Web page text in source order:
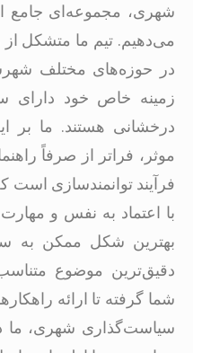
شهری، مجموعه‌ای جامع
می‌دهیم. تیم ما متشکل
در حوزه‌های مختلف
زمینه خاص خود دارای
درخشانی هستند. ما بر
موثر، فراتر از صرفاً
فرآیند توانمندسازی است
با اعتماد به نفس و
بهترین شکل ممکن به
دقیق‌ترین موضوع
شما گرفته تا ارائه
سیاست‌گذاری شهری، ما